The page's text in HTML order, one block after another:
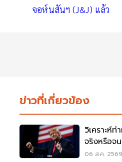
จอห์นสันฯ (J&J) แล้ว
ข่าวที่เกี่ยวข้อง
วิเคราะห์
จริงหรือจ
มุซ
06 ส.ค.